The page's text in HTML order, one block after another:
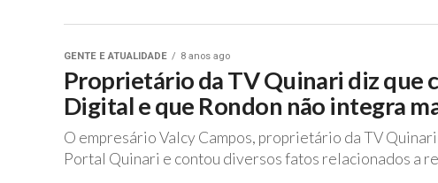
GENTE E ATUALIDADE 8 anos ago
Proprietário da TV Quinari diz que
Digital e que Rondon não integra
O empresário Valcy Campos, proprietário da TV
Portal Quinari e contou diversos fatos relacionados a